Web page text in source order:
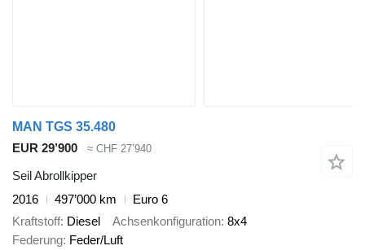
MAN TGS 35.480
EUR 29’900
≈ CHF 27’940
Seil Abrollkipper
2016
497’000 km
Euro 6
Kraftstoff Diesel Achsenkonfiguration 8x4
Federung Feder/Luft